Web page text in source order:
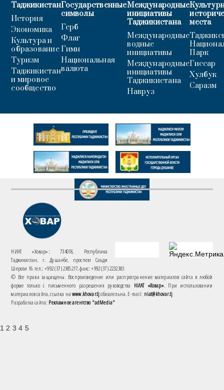
Таджикистан
История
Экономика
Культура и
образование
Туризм
Таджикистан
и мировое
сообщество
Государственные
символы
Герб
Флаг
Гимн
Национальная
валюта
Международные
инициативы
Таджикистана
Международные
водные
инициативы
Международные
инициативы
Таджикистана
Навруз
места
Парк
Гиссар
Хулбук
Саразм
НИАТ «Ховар»: 734018, Республика
Таджикистан, г. Душанбе, проспект Саъди
Шерози 16. тел.: +992 (37) 2385217, факс: +992 (37) 2232383
© Все права защищены. Воспроизведение или распространение материалов сайта в любой
форме только с письменного разрешения руководства НИАТ «Ховар». При использовании
материалов сайта, ссылка наwww.khovar.tjобязательна. E-mail: niat@khovar.tj
Разработка сайта: Рекламное агентство "adMedia"
1 2 3 4 5